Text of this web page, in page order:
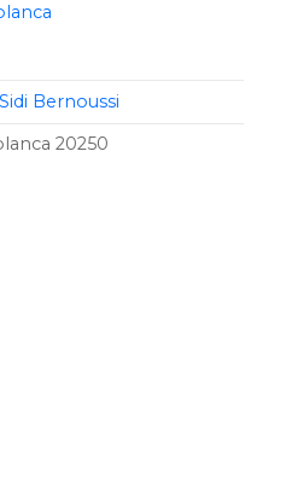
Sidi Bernoussi
20250